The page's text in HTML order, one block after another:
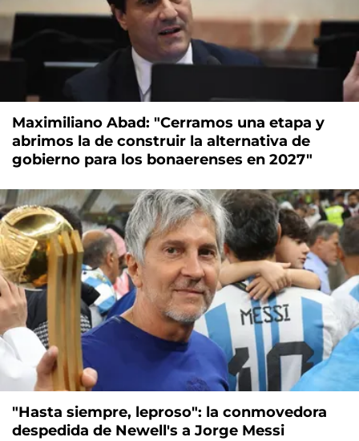
Maximiliano Abad: "Cerramos una etapa y
abrimos la de construir la alternativa de
gobierno para los bonaerenses en 2027"
"Hasta siempre, leproso": la conmovedora
despedida de Newell's a Jorge Messi